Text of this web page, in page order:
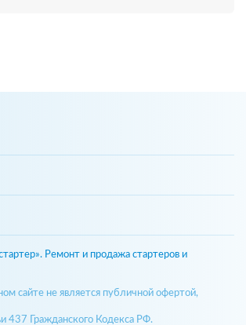
Ремонт и продажа стартеров и
сайте не является публичной офертой,
437 Гражданского Кодекса РФ.